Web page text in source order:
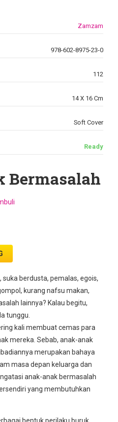
Zamzam
978-602-8975-23-0
112
14 X 16 Cm
Soft Cover
Ready
Bermasalah
berdusta, pemalas, egois,
kurang nafsu makan,
lainnya? Kalau begitu,
tunggu.
kali membuat cemas para
mereka. Sebab, anak-anak
merupakan bahaya
masa depan keluarga dan
anak-anak bermasalah
yang membutuhkan